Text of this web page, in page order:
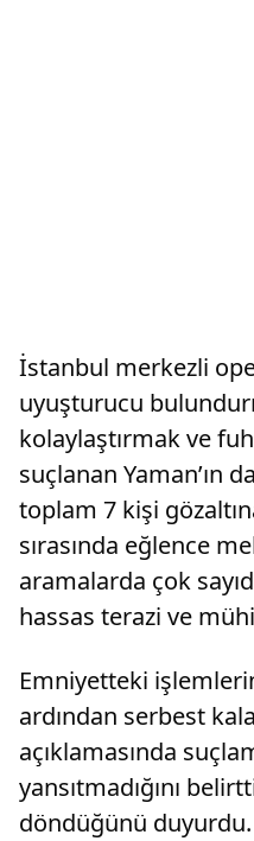
İstanbul merkezli
uyuşturucu
kolaylaştırmak ve
suçlanan Yaman’ın
toplam 7 kişi
sırasında eğlence
aramalarda çok
hassas terazi ve
Emniyetteki
ardından serbest
açıklamasında
yansıtmadığını
döndüğünü duyurdu.